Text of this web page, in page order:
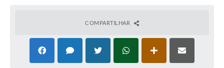
Arquivos para Download
COMPARTILHAR